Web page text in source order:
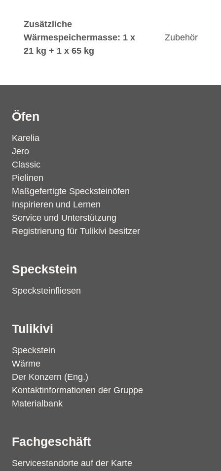
Zusätzliche
Wärmespeichermasse: 1 x
21 kg + 1 x 65 kg
Zubehör
Öfen
Karelia
Jero
Classic
Pielinen
Maßgefertigte Specksteinöfen
Inspirieren und Lernen
Service und Unterstützung
Registrierung für Tulikivi besitzer
Speckstein
Specksteinfliesen
Tulikivi
Speckstein
Wärme
Der Konzern (Eng.)
Kontaktinformationen der Gruppe
Materialbank
Fachgeschäft
Servicestandorte auf der Karte